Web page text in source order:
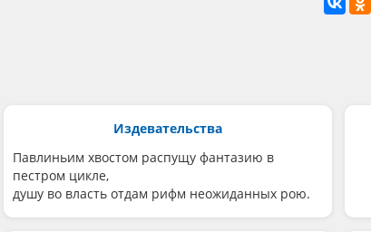
Издевательства
Павлиньим хвостом распущу фантазию в
пестром цикле,
душу во власть отдам рифм неожиданных рою.